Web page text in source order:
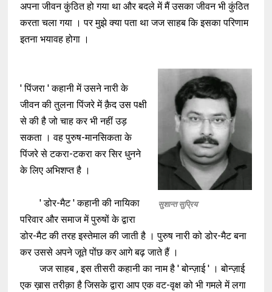
अपना जीवन कुंठित हो गया था और बदले में मैं उसका जीवन भी कुंठित
करता चला गया । पर मुझे क्या पता था जज साहब कि इसका परिणाम
इतना भयावह होगा ।
सुशान्त सुप्रिय
' पिंजरा ' कहानी में उसने नारी के
जीवन की तुलना पिंजरे में क़ैद उस पक्षी
से की है जो चाह कर भी नहीं उड़
सकता । वह पुरुष-मानसिकता के
पिंजरे से टकरा-टकरा कर सिर धुनने
के लिए अभिशप्त है ।
' डोर-मैट ' कहानी की नायिका
परिवार और समाज में पुरुषों के द्वारा
डोर-मैट की तरह इस्तेमाल की जाती है । पुरुष नारी को डोर-मैट बना
कर उससे अपने जूते पोंछ कर आगे बढ़ जाते हैं ।
जज साहब , इस तीसरी कहानी का नाम है ' बोन्ज़ाई ' । बोन्ज़ाई
एक ख़ास तरीक़ा है जिसके द्वारा आप एक वट-वृक्ष को भी गमले में लगा